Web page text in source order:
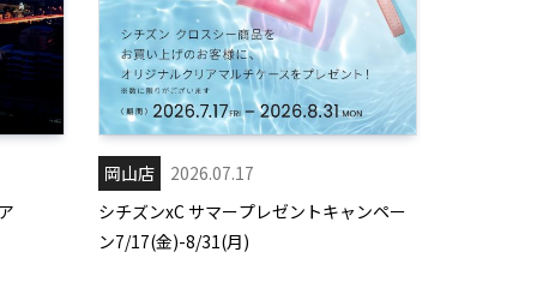
岡山店
2026.07.17
シチズンxC サマープレゼントキャンペー
ン7/17(金)-8/31(月)